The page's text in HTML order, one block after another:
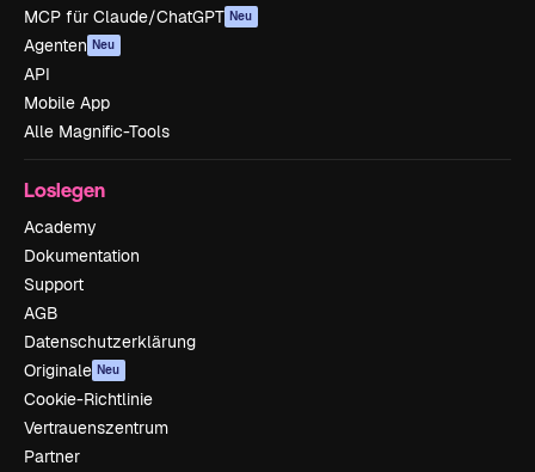
MCP für Claude/ChatGPT Neu
Agenten Neu
API
Mobile App
Alle Magnific-Tools
Loslegen
Academy
Dokumentation
Support
AGB
Datenschutzerklärung
Originale Neu
Cookie-Richtlinie
Vertrauenszentrum
Partner